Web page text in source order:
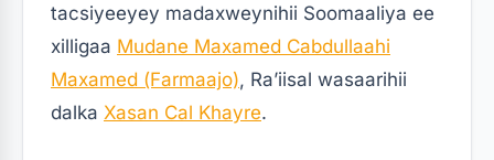
tacsiyeeyey madaxweynihii Soomaaliya ee
xilligaa Mudane Maxamed Cabdullaahi
Maxamed (Farmaajo), Ra’iisal wasaarihii
dalka Xasan Cal Khayre.